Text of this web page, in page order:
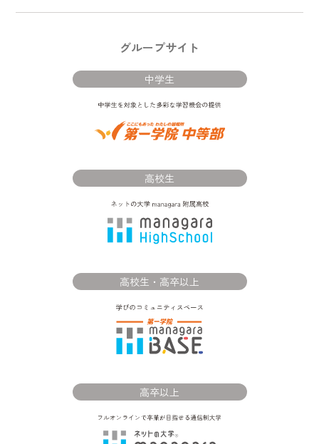
グループサイト
中学生
高校生
高校生・高卒以上
高卒以上